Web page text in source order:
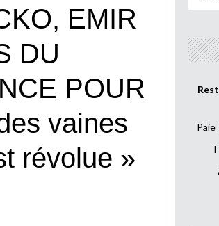
EMIR
DU
POUR
vaines
révolue »